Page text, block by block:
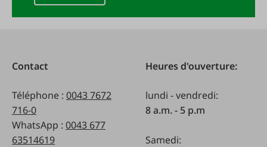
Contact
Téléphone : 0043 7672
716-0
WhatsApp : 0043 677
63514619
Heures d'ouverture:
lundi - vendredi:
8 a.m. - 5 p.m
Samedi: